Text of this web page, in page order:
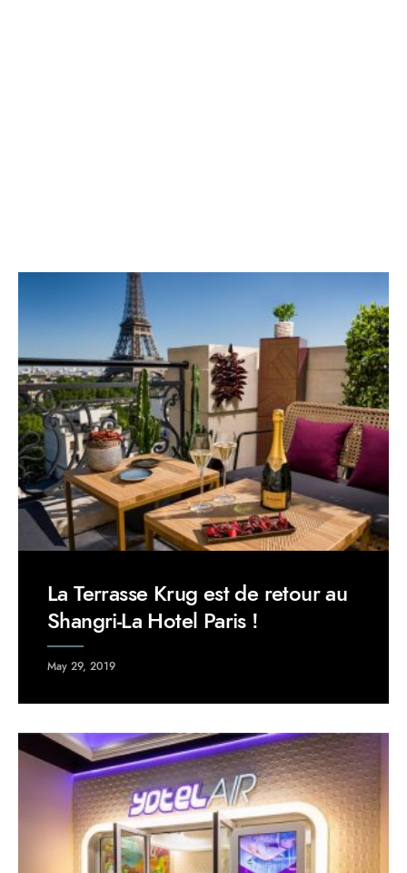
La Terrasse Krug est de retour au
Shangri-La Hotel Paris !
May 29, 2019